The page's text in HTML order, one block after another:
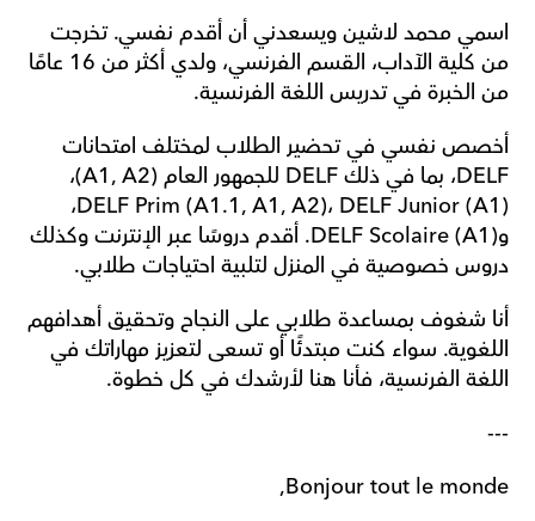
من الخبرة في تدريس اللغة الفرنسية.
دروس خصوصية في المنزل لتلبية احتياجات طلابي.
اللغة الفرنسية، فأنا هنا لأرشدك في كل خطوة.
---
Bonjour tout le monde,